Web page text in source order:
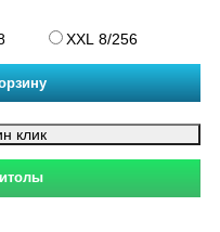
XXL 8/256